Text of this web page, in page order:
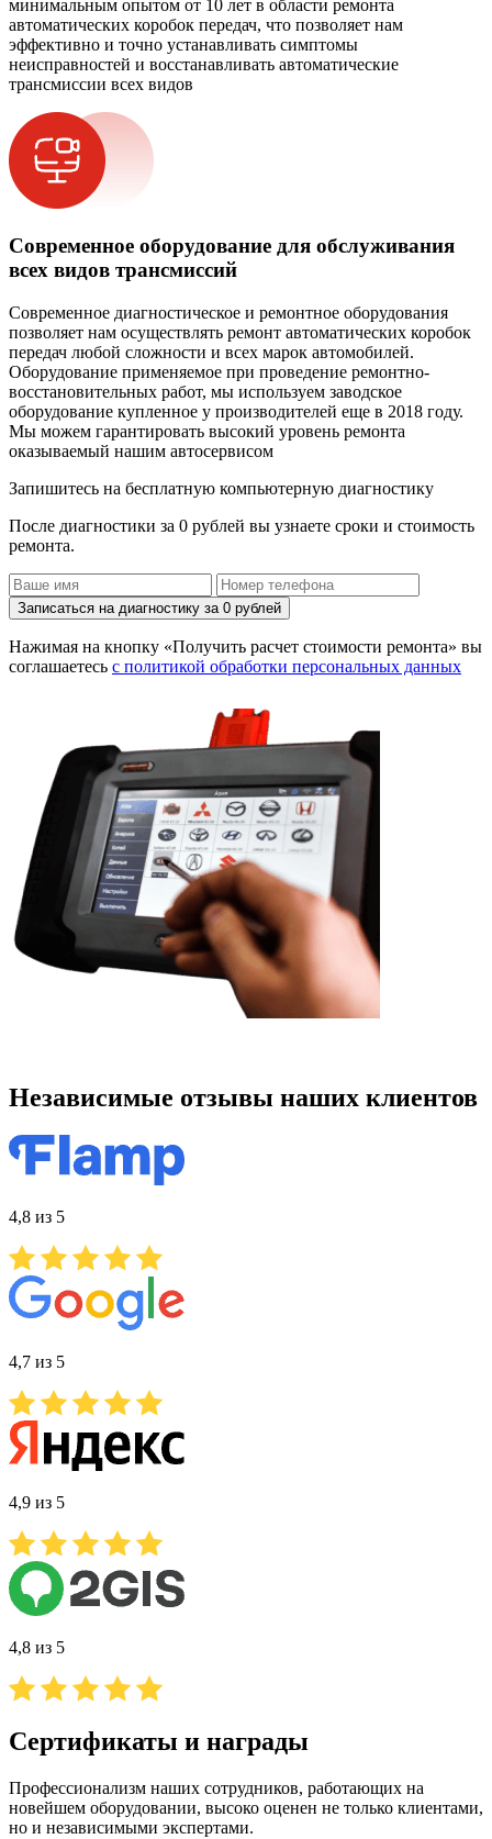
минимальным опытом от 10 лет в области ремонта
автоматических коробок передач, что позволяет нам
эффективно и точно устанавливать симптомы
неисправностей и восстанавливать автоматические
трансмиссии всех видов
Современное оборудование для обслуживания
всех видов трансмиссий
Современное диагностическое и ремонтное оборудования
позволяет нам осуществлять ремонт автоматических коробок
передач любой сложности и всех марок автомобилей.
Оборудование применяемое при проведение ремонтно-
восстановительных работ, мы используем заводское
оборудование купленное у производителей еще в 2018 году.
Мы можем гарантировать высокий уровень ремонта
оказываемый нашим автосервисом
Запишитесь на бесплатную компьютерную диагностику
После диагностики за 0 рублей вы узнаете сроки и стоимость
ремонта.
Записаться на диагностику за 0 рублей
Нажимая на кнопку «Получить расчет стоимости ремонта» вы
соглашаетесь с политикой обработки персональных данных
Независимые отзывы наших клиентов
4,8 из 5
4,7 из 5
4,9 из 5
4,8 из 5
Сертификаты и награды
Профессионализм наших сотрудников, работающих на
новейшем оборудовании, высоко оценен не только клиентами,
но и независимыми экспертами.